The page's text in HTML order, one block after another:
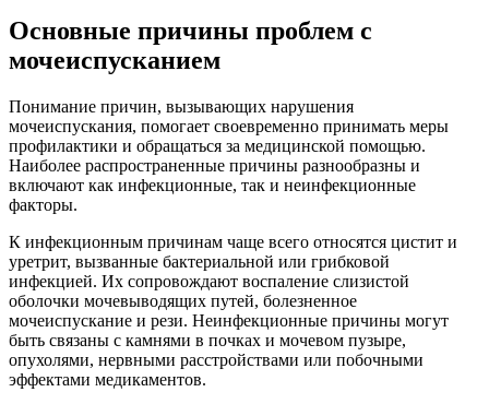
Основные причины проблем с
мочеиспусканием
Понимание причин, вызывающих нарушения
мочеиспускания, помогает своевременно принимать меры
профилактики и обращаться за медицинской помощью.
Наиболее распространенные причины разнообразны и
включают как инфекционные, так и неинфекционные
факторы.
К инфекционным причинам чаще всего относятся цистит и
уретрит, вызванные бактериальной или грибковой
инфекцией. Их сопровождают воспаление слизистой
оболочки мочевыводящих путей, болезненное
мочеиспускание и рези. Неинфекционные причины могут
быть связаны с камнями в почках и мочевом пузыре,
опухолями, нервными расстройствами или побочными
эффектами медикаментов.